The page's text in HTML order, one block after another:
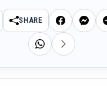
SHARE